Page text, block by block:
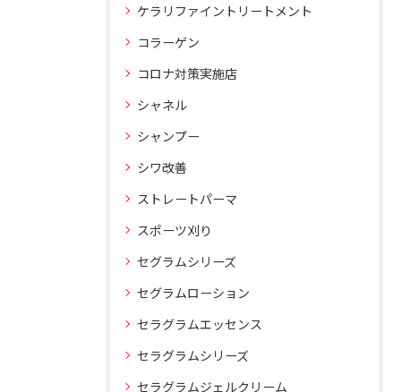
ケラリファイントリートメント
コラーゲン
コロナ対策実施店
シャネル
シャンプー
シワ改善
ストレートパーマ
スポーツ刈り
セグラムシリーズ
セグラムローション
セラグラムエッセンス
セラグラムシリーズ
セラグラムジェルクリーム